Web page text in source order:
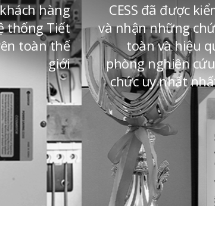
hàng
thống Tiết
toàn thế
giới
CESS đã được
và nhận những
toàn và hiệu
phòng nghiên
chức uy nhất